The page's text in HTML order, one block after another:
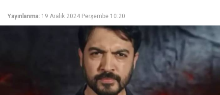
Yayınlanma: 19 Aralık 2024 Perşembe 10:20